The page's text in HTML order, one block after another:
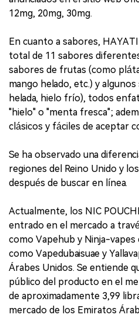
12mg, 20mg, 30mg.
En cuanto a sabores,
total de 11 sabores
sabores de frutas (como
mango helado, etc.) y
helada, hielo frío), todos
"hielo" o "menta fresca";
clásicos y fáciles de aceptar
Se ha observado una
regiones del Reino Unido y
después de buscar en línea.
Actualmente, los NIC
entrado en el mercado a
como Vapehub y Ninja-vapes
como Vapedubaisuae y
Árabes Unidos. Se entiende
público del producto en el
de aproximadamente 3,99
mercado de los Emiratos